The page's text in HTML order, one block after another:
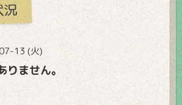
況
13 (火)
ません。